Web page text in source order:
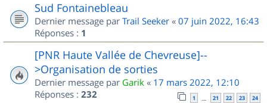
Sud Fontainebleau
Dernier message par Trail Seeker « 07 juin 2022, 16:43
Réponses : 1
[PNR Haute Vallée de Chevreuse]--
>Organisation de sorties
Dernier message par Garik « 17 mars 2022, 12:10
Réponses : 232 1 … 21 22 23 24